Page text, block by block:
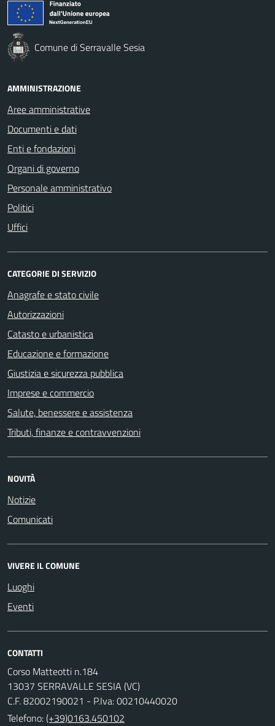
Comune di Serravalle Sesia
AMMINISTRAZIONE
Aree amministrative
Documenti e dati
Enti e fondazioni
Organi di governo
Personale amministrativo
Politici
Uffici
CATEGORIE DI SERVIZIO
Anagrafe e stato civile
Autorizzazioni
Catasto e urbanistica
Educazione e formazione
Giustizia e sicurezza pubblica
Imprese e commercio
Salute, benessere e assistenza
Tributi, finanze e contravvenzioni
NOVITÀ
Notizie
Comunicati
VIVERE IL COMUNE
Luoghi
Eventi
CONTATTI
Corso Matteotti n.184
13037 SERRAVALLE SESIA (VC)
C.F. 82002190021 - P.Iva: 00210440020
Telefono:(+39)0163.450102